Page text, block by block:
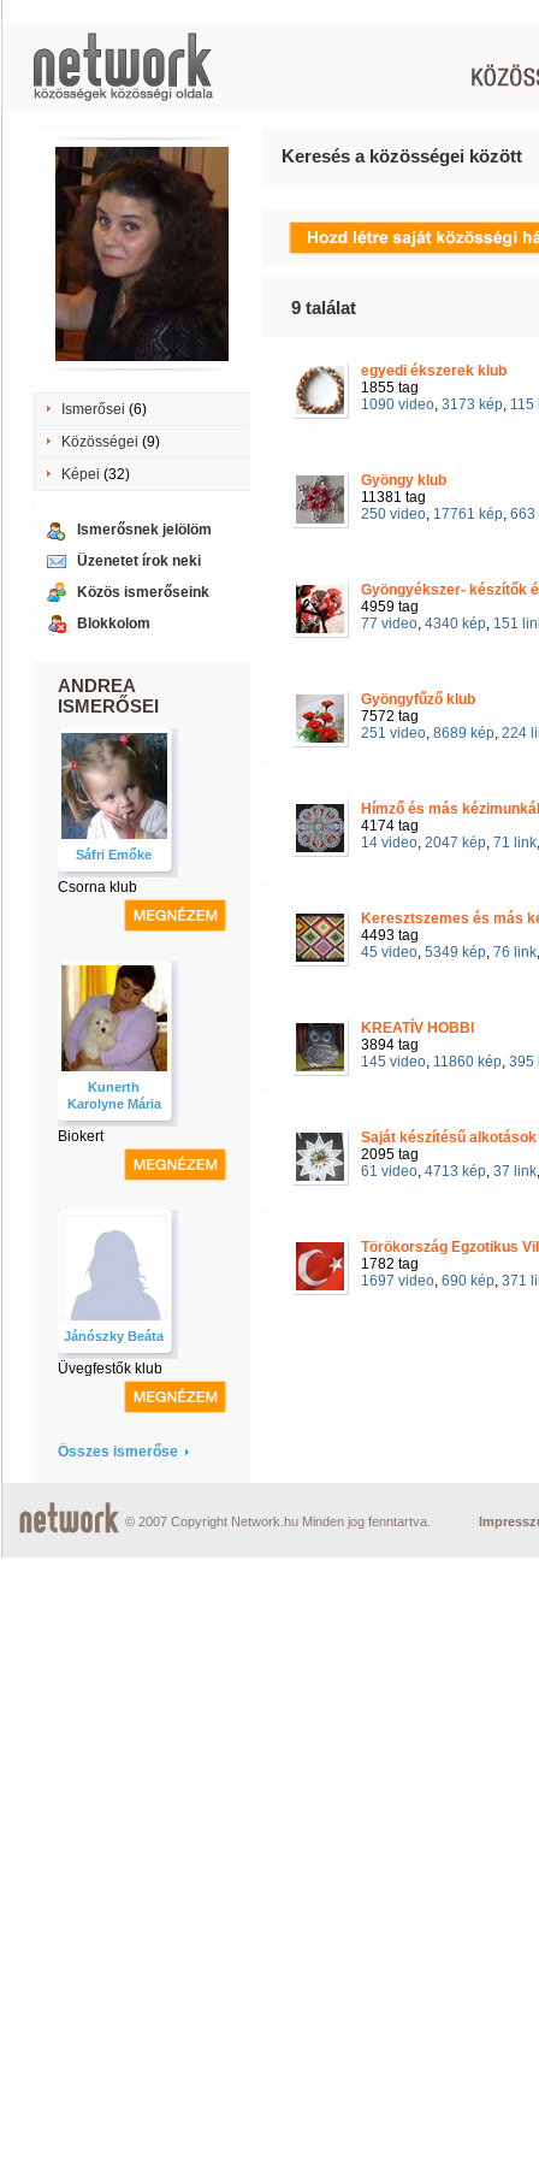
Ismerősei (6)
Közösségei (9)
Képei (32)
Ismerősnek jelölöm
Üzenetet írok neki
Közös ismerőseink
Blokkolom
ANDREA
ISMERŐSEI
Sáfri Emőke
Csorna klub
Kunerth
Karolyne Mária
Biokert
Jánószky Beáta
Üvegfestők klub
Összes ismerőse
Keresés a közösségei között
9 találat
egyedi ékszerek klub
1855 tag
1090 video, 3173 kép, 115
Gyöngy klub
11381 tag
250 video, 17761 kép, 663
Gyöngyékszer- készítők
4959 tag
77 video, 4340 kép, 151
Gyöngyfűző klub
7572 tag
251 video, 8689 kép, 224
Hímző és más
4174 tag
14 video, 2047 kép, 71 link
Keresztszemes és más
4493 tag
45 video, 5349 kép, 76 link
KREATÍV HOBBI
3894 tag
145 video, 11860 kép, 395
Saját készítésű alkotások
2095 tag
61 video, 4713 kép, 37 link
Törökország Egzotikus
1782 tag
1697 video, 690 kép, 371
© 2007 Copyright Network.hu Minden jog fenntartva.